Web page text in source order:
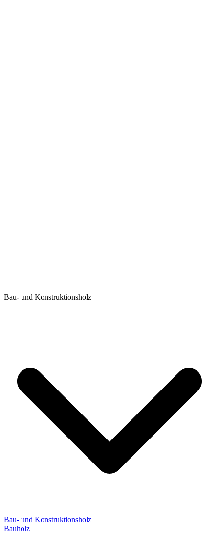
Bau- und Konstruktionsholz
Bau- und Konstruktionsholz
Bauholz